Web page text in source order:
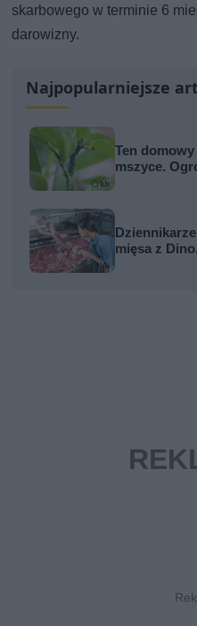
skarbowego w terminie 6
darowizny.
Najpopularniejsze
Ten
mszyce.
mięsa z